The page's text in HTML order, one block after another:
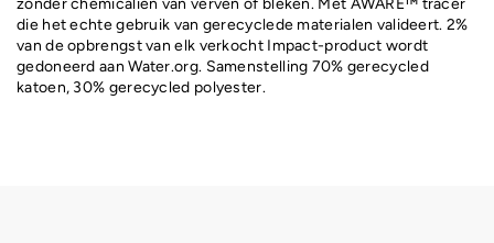
die het echte gebruik van gerecyclede materialen valideert. 2%
van de opbrengst van elk verkocht Impact-product wordt
gedoneerd aan Water.org. Samenstelling 70% gerecycled
katoen, 30% gerecycled polyester.